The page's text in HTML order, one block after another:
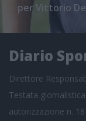
per Vittorio
Diario
Direttore
Testata
autorizzazione n.